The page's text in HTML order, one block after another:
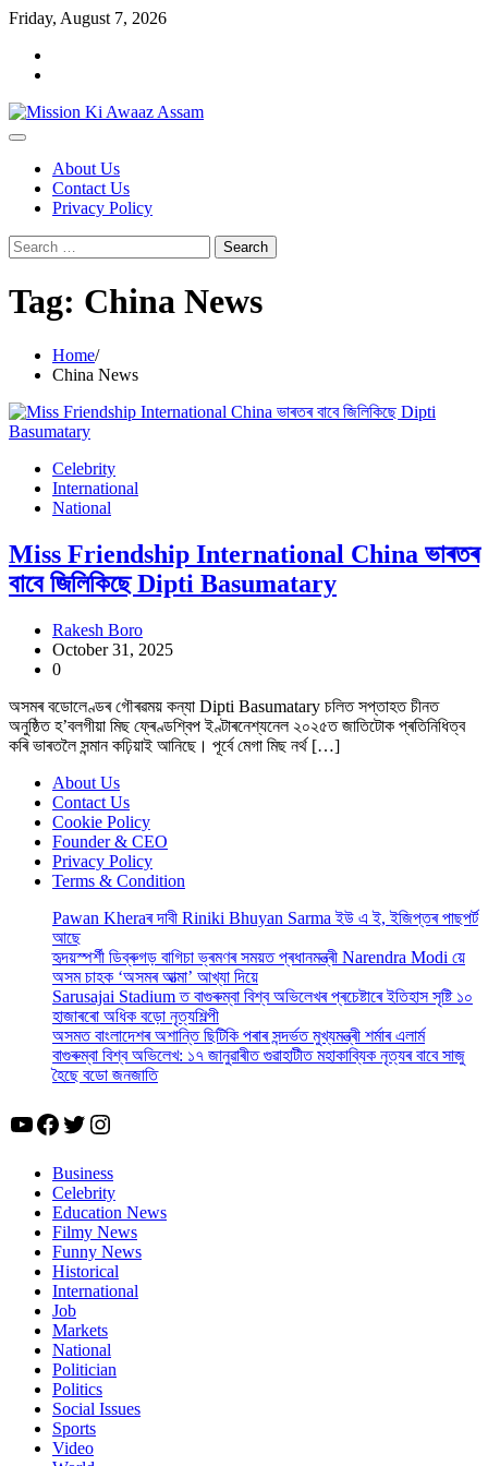
Skip
content
Friday, August 7, 2026
About Us
Contact Us
Privacy Policy
Search
for:
Tag: China News
Home
China News
Celebrity
International
National
Miss Friendship International China ভাৰতৰ
বাবে জিলিকিছে Dipti Basumatary
Rakesh Boro
October 31, 2025
0
অসমৰ বডোলেণ্ডৰ গৌৰৱময় কন্যা Dipti Basumatary চলিত সপ্তাহত চীনত
অনুষ্ঠিত হ’বলগীয়া মিছ ফ্ৰেণ্ডশ্বিপ ইণ্টাৰনেশ্যনেল ২০২৫ত জাতিটোক প্ৰতিনিধিত্ব
কৰি ভাৰতলৈ সন্মান কঢ়িয়াই আনিছে। পূৰ্বে মেগা মিছ নৰ্থ […]
About Us
Contact Us
Cookie Policy
Founder & CEO
Privacy Policy
Terms & Condition
Pawan Kheraৰ দাবী Riniki Bhuyan Sarma ইউ এ ই, ইজিপ্তৰ পাছপৰ্ট
আছে
হৃদয়স্পৰ্শী ডিব্ৰুগড় বাগিচা ভ্ৰমণৰ সময়ত প্ৰধানমন্ত্ৰী Narendra Modi য়ে
অসম চাহক ‘অসমৰ আত্মা’ আখ্যা দিয়ে
Sarusajai Stadium ত বাগুৰুম্বা বিশ্ব অভিলেখৰ প্ৰচেষ্টাৰে ইতিহাস সৃষ্টি ১০
হাজাৰৰো অধিক বড়ো নৃত্যশিল্পী
অসমত বাংলাদেশৰ অশান্তি ছিটিকি পৰাৰ সন্দৰ্ভত মুখ্যমন্ত্ৰী শৰ্মাৰ এলাৰ্ম
বাগুৰুম্বা বিশ্ব অভিলেখ: ১৭ জানুৱাৰীত গুৱাহাটীত মহাকাব্যিক নৃত্যৰ বাবে সাজু
হৈছে বডো জনজাতি
YouTube
Facebook
Twitter
Instagram
Business
Celebrity
Education News
Filmy News
Funny News
Historical
International
Job
Markets
National
Politician
Politics
Social Issues
Sports
Video